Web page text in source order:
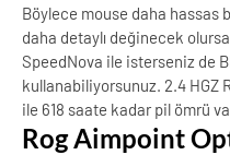
Böylece mouse daha hassas
daha detaylı değinecek
SpeedNova ile isterseniz de
kullanabiliyorsunuz. 2.4 HGZ
ile 618 saate kadar pil ömrü
Rog Aimpoint